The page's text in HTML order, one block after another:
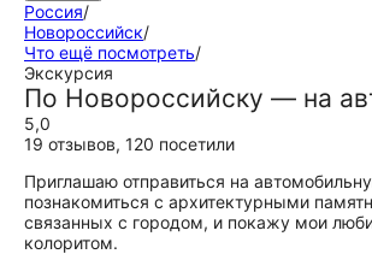
Россия/
Новороссийск/
Что ещё посмотреть/
Экскурсия
По Новороссийску — на
5,0
19 отзывов, 120 посетили
Приглашаю отправиться на
познакомиться с архитектурными
связанных с городом, и покажу мои
колоритом.